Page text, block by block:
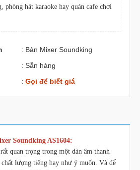
phòng hát karaoke hay quán cafe chơi
: Bàn Mixer Soundking
: Sẵn hàng
: Gọi để biết giá
Soundking AS1604:
quan trọng trong một dàn âm thanh
lượng tiếng hay như ý muốn. Và để